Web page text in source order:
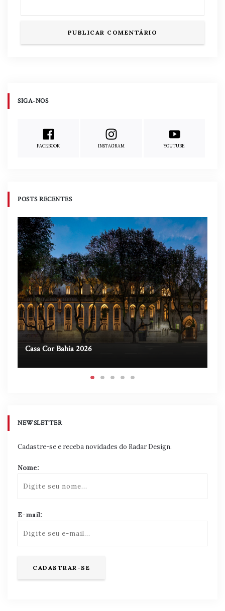
SIGA-NOS
FACEBOOK INSTAGRAM YOUTUBE
POSTS RECENTES
Casa Cor Bahia 2026
NEWSLETTER
Cadastre-se e receba novidades do Radar Design.
Nome:
E-mail: